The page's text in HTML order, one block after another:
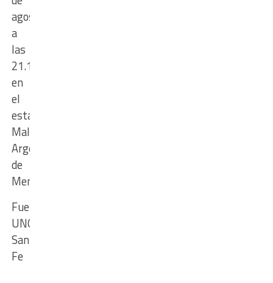
agosto
a
las
21.15
en
el
estadio
Malvinas
Argentinas
de
Mendoza.
Fuente:
UNO
Santa
Fe